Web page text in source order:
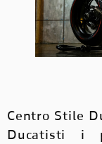
JAZDA
Centro Stile
Ducatisti i